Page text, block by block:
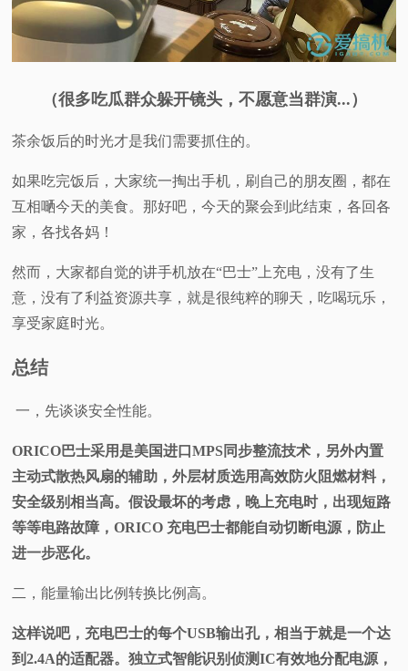
（很多吃瓜群众躲开镜头，不愿意当群演...）
茶余饭后的时光才是我们需要抓住的。
如果吃完饭后，大家统一掏出手机，刷自己的朋友圈，都在
互相嗮今天的美食。那好吧，今天的聚会到此结束，各回各
家，各找各妈！
然而，大家都自觉的讲手机放在“巴士”上充电，没有了生
意，没有了利益资源共享，就是很纯粹的聊天，吃喝玩乐，
享受家庭时光。
总结
一，先谈谈安全性能。
ORICO巴士采用是美国进口MPS同步整流技术，另外内置
主动式散热风扇的辅助，外层材质选用高效防火阻燃材料，
安全级别相当高。假设最坏的考虑，晚上充电时，出现短路
等等电路故障，ORICO 充电巴士都能自动切断电源，防止
进一步恶化。
二，能量输出比例转换比例高。
这样说吧，充电巴士的每个USB输出孔，相当于就是一个达
到2.4A的适配器。独立式智能识别侦测IC有效地分配电源，